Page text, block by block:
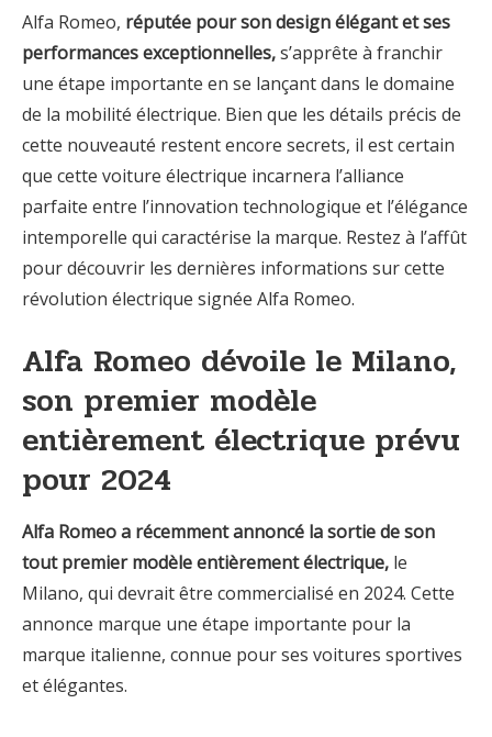
Alfa Romeo, réputée pour son design élégant et ses
performances exceptionnelles,s’apprête à franchir
une étape importante en se lançant dans le domaine
de la mobilité électrique. Bien que les détails précis de
cette nouveauté restent encore secrets, il est certain
que cette voiture électrique incarnera l’alliance
parfaite entre l’innovation technologique et l’élégance
intemporelle qui caractérise la marque. Restez à l’affût
pour découvrir les dernières informations sur cette
révolution électrique signée Alfa Romeo.
Alfa Romeo dévoile le Milano,
son premier modèle
entièrement électrique prévu
pour 2024
Alfa Romeo a récemment annoncé la sortie de son
tout premier modèle entièrement électrique, le
Milano, qui devrait être commercialisé en 2024. Cette
annonce marque une étape importante pour la
marque italienne, connue pour ses voitures sportives
et élégantes.